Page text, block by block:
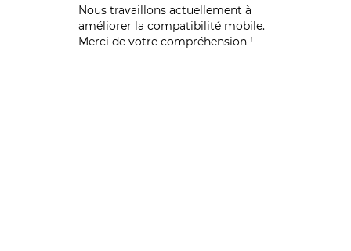
Nous travaillons actuellement à
améliorer la compatibilité mobile.
Merci de votre compréhension !